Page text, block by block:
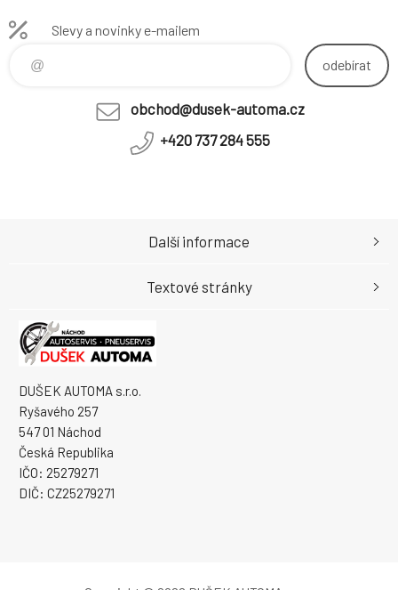
Slevy a novinky e-mailem
odebírat
obchod@dusek-automa.cz
+420 737 284 555
DUŠEK AUTOMA s.r.o.
Ryšavého 257
547 01 Náchod
Česká Republika
IČO: 25279271
DIČ: CZ25279271
Další informace
Textové stránky